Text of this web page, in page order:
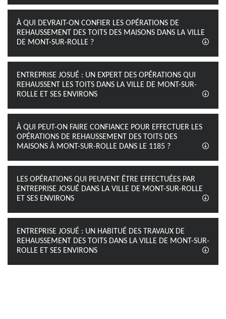
À QUI DEVRAIT-ON CONFIER LES OPÉRATIONS DE
REHAUSSEMENT DES TOITS DES MAISONS DANS LA VILLE
DE MONT-SUR-ROLLE ?
ENTREPRISE JOSUÉ : UN EXPERT DES OPÉRATIONS QUI
REHAUSSENT LES TOITS DANS LA VILLE DE MONT-SUR-
ROLLE ET SES ENVIRONS
À QUI PEUT-ON FAIRE CONFIANCE POUR EFFECTUER LES
OPÉRATIONS DE REHAUSSEMENT DES TOITS DES
MAISONS À MONT-SUR-ROLLE DANS LE 1185 ?
LES OPÉRATIONS QUI PEUVENT ÊTRE EFFECTUÉES PAR
ENTREPRISE JOSUÉ DANS LA VILLE DE MONT-SUR-ROLLE
ET SES ENVIRONS
ENTREPRISE JOSUÉ : UN HABITUÉ DES TRAVAUX DE
REHAUSSEMENT DES TOITS DANS LA VILLE DE MONT-SUR-
ROLLE ET SES ENVIRONS